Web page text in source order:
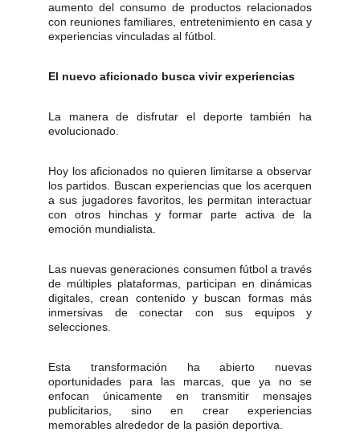
aumento del consumo de productos relacionados
con reuniones familiares, entretenimiento en casa y
experiencias vinculadas al fútbol.
El nuevo aficionado busca vivir experiencias
La manera de disfrutar el deporte también ha
evolucionado.
Hoy los aficionados no quieren limitarse a observar
los partidos. Buscan experiencias que los acerquen
a sus jugadores favoritos, les permitan interactuar
con otros hinchas y formar parte activa de la
emoción mundialista.
Las nuevas generaciones consumen fútbol a través
de múltiples plataformas, participan en dinámicas
digitales, crean contenido y buscan formas más
inmersivas de conectar con sus equipos y
selecciones.
Esta transformación ha abierto nuevas
oportunidades para las marcas, que ya no se
enfocan únicamente en transmitir mensajes
publicitarios, sino en crear experiencias
memorables alrededor de la pasión deportiva.